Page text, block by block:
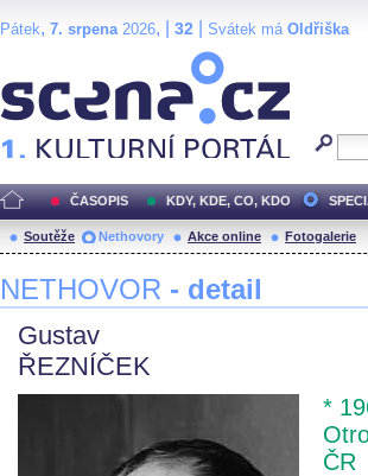
Pátek, 7. srpena2026, | 32 Svátek má Oldřiška
ČASOPIS KDY, KDE, CO, KDO
Soutěže Nethovory Akce online Fotogalerie
NETHOVOR - detail
Gustav
ŘEZNÍČEK
*
ČR